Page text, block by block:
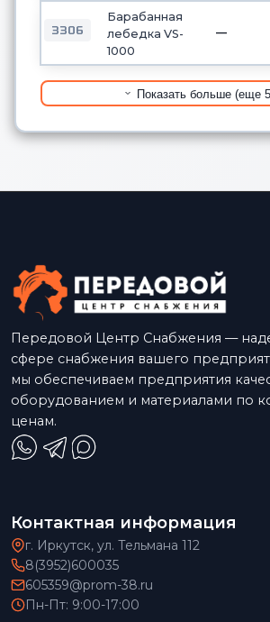
3306
Барабанная
лебедка VS-
1000
—
Показать больше (еще
Передовой Центр Снабжения —
сфере снабжения вашего
мы обеспечиваем предприятия
оборудованием и материалами по
ценам.
Контактная информация
г. Иркутск, ул. Тельмана 112
8(3952)600035
605359@prom-38.ru
Пн-Пт: 9:00-17:00